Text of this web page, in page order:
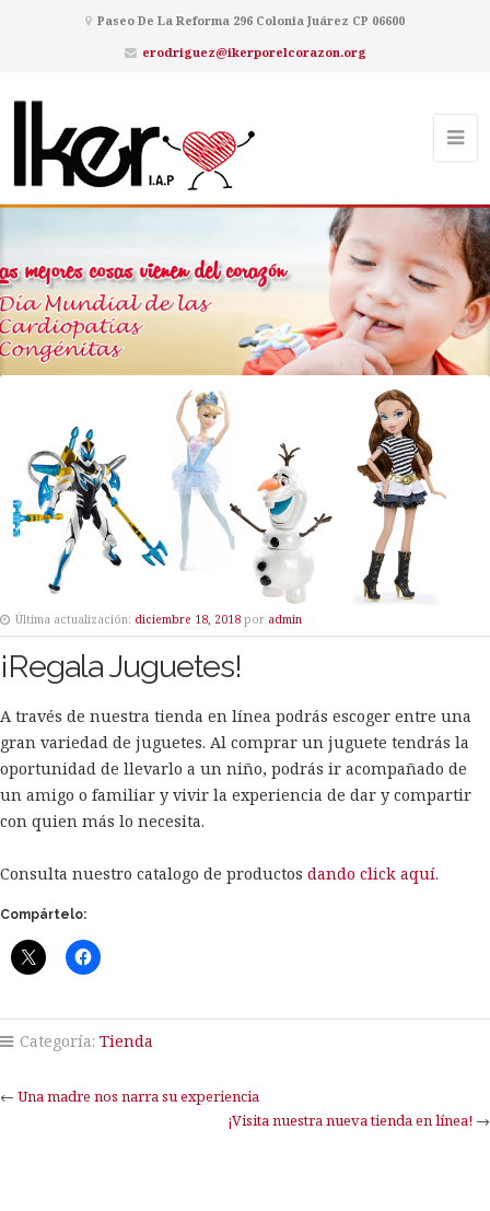
Paseo De La Reforma 296 Colonia Juárez CP 06600
erodriguez@ikerporelcorazon.org
Última actualización: diciembre 18, 2018 por admin
¡Regala Juguetes!
A través de nuestra tienda en línea podrás escoger entre una
gran variedad de juguetes. Al comprar un juguete tendrás la
oportunidad de llevarlo a un niño, podrás ir acompañado de
un amigo o familiar y vivir la experiencia de dar y compartir
con quien más lo necesita.
Consulta nuestro catalogo de productos dando click aquí.
Compártelo:
Categoría: Tienda
← Una madre nos narra su experiencia
¡Visita nuestra nueva tienda en línea! →